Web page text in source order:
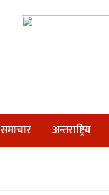
समाचार अन्तराष्ट्रिय